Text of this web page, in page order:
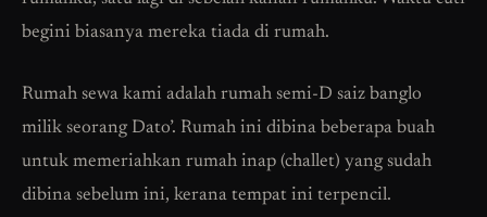
begini biasanya mereka tiada di rumah.
Rumah sewa kami adalah rumah semi-D saiz banglo
milik seorang Dato’. Rumah ini dibina beberapa buah
untuk memeriahkan rumah inap (challet) yang sudah
dibina sebelum ini, kerana tempat ini terpencil.